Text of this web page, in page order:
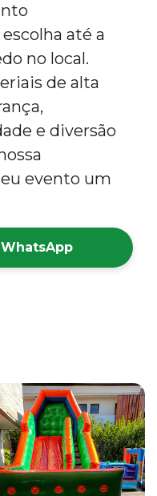
até a
no local.
de alta
e diversão
evento um